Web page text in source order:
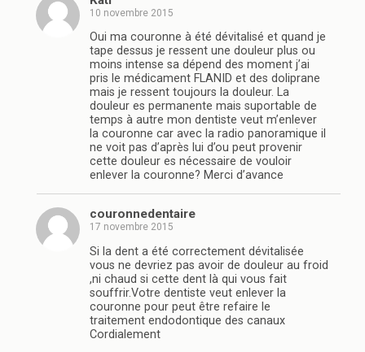
10 novembre 2015
Oui ma couronne à été dévitalisé et quand je
tape dessus je ressent une douleur plus ou
moins intense sa dépend des moment j’ai
pris le médicament FLANID et des doliprane
mais je ressent toujours la douleur. La
douleur es permanente mais suportable de
temps à autre mon dentiste veut m’enlever
la couronne car avec la radio panoramique il
ne voit pas d’après lui d’ou peut provenir
cette douleur es nécessaire de vouloir
enlever la couronne? Merci d’avance
couronnedentaire
17 novembre 2015
Si la dent a été correctement dévitalisée
vous ne devriez pas avoir de douleur au froid
,ni chaud si cette dent là qui vous fait
souffrir.Votre dentiste veut enlever la
couronne pour peut être refaire le
traitement endodontique des canaux
Cordialement